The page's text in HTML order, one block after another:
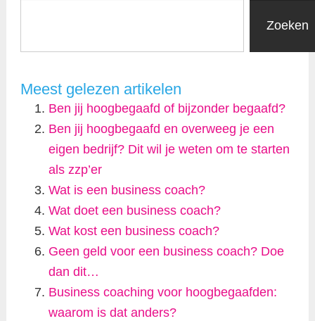
Zoeken
Meest gelezen artikelen
Ben jij hoogbegaafd of bijzonder begaafd?
Ben jij hoogbegaafd en overweeg je een
eigen bedrijf? Dit wil je weten om te starten
als zzp’er
Wat is een business coach?
Wat doet een business coach?
Wat kost een business coach?
Geen geld voor een business coach? Doe
dan dit…
Business coaching voor hoogbegaafden:
waarom is dat anders?